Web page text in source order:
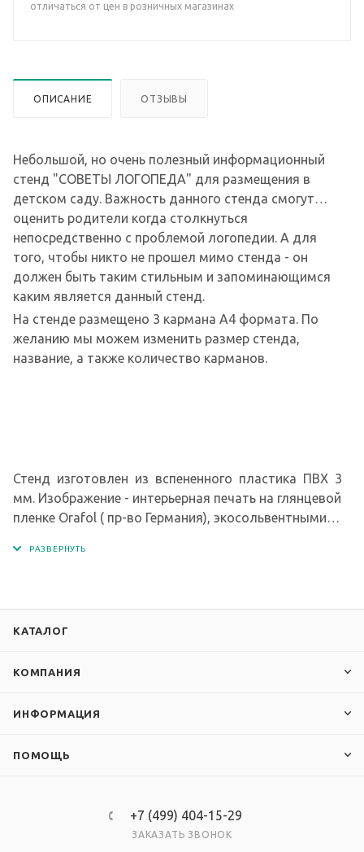
отличаться от цен в розничных магазинах
ОПИСАНИЕ ОТЗЫВЫ
Небольшой, но очень полезный информационный
стенд "СОВЕТЫ ЛОГОПЕДА" для размещения в
детском саду. Важность данного стенда смогут
оценить родители когда столкнуться
непосредственно с проблемой логопедии. А для
того, чтобы никто не прошел мимо стенда - он
должен быть таким стильным и запоминающимся
каким является данный стенд.
На стенде размещено 3 кармана А4 формата. По
желанию мы можем изменить размер стенда,
название, а также количество карманов.
Стенд изготовлен из вспененного пластика ПВХ 3
мм. Изображение - интерьерная печать на глянцевой
пленке Orafol ( пр-во Германия), экосольвентными
изготовлены из современного прочного и
КАТАЛОГ
КОМПАНИЯ
ИНФОРМАЦИЯ
ПОМОЩЬ
+7 (499) 404-15-29
ЗАКАЗАТЬ ЗВОНОК